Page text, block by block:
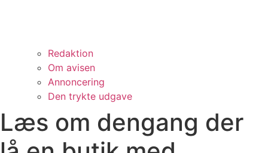
Redaktion
Om avisen
Annoncering
Den trykte udgave
Læs om dengang der